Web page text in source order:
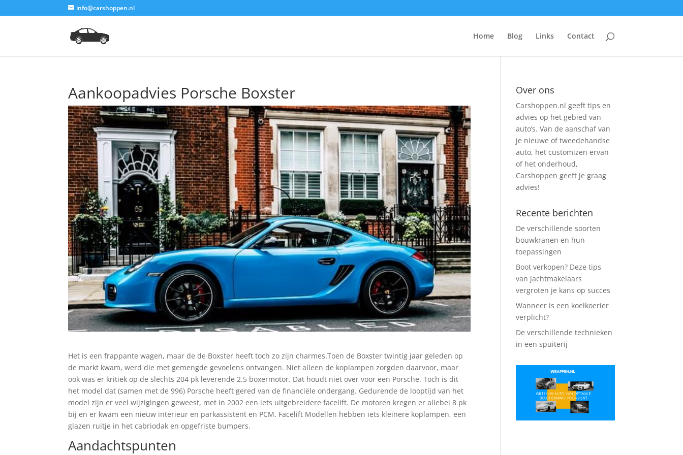
info@carshoppen.nl
Home Blog Links Contact
Aankoopadvies Porsche Boxster
Het is een frappante wagen, maar de de Boxster heeft toch zo zijn charmes.Toen de Boxster twintig jaar geleden op
de markt kwam, werd die met gemengde gevoelens ontvangen. Niet alleen de koplampen zorgden daarvoor, maar
ook was er kritiek op de slechts 204 pk leverende 2.5 boxermotor. Dat houdt niet over voor een Porsche. Toch is dit
het model dat (samen met de 996) Porsche heeft gered van de financiële ondergang. Gedurende de looptijd van het
model zijn er veel wijzigingen geweest, met in 2002 een iets uitgebreidere facelift. De motoren kregen er allebei 8 pk
bij en er kwam een nieuw interieur en parkassistent en PCM. Facelift Modellen hebben iets kleinere koplampen, een
glazen ruitje in het cabriodak en opgefriste bumpers.
Aandachtspunten
Over ons
Carshoppen.nl geeft tips en
advies op het gebied van
auto’s. Van de aanschaf van
je nieuwe of tweedehandse
auto, het customizen ervan
of het onderhoud,
Carshoppen geeft je graag
advies!
Recente berichten
De verschillende soorten
bouwkranen en hun
toepassingen
Boot verkopen? Deze tips
van jachtmakelaars
vergroten je kans op succes
Wanneer is een koelkoerier
verplicht?
De verschillende technieken
in een spuiterij